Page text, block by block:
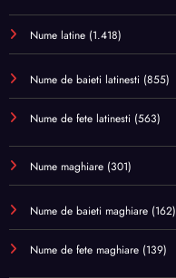
Nume latine (1.418)
Nume de baieti latinesti (855)
Nume de fete latinesti (563)
Nume maghiare (301)
Nume de baieti maghiare (162)
Nume de fete maghiare (139)